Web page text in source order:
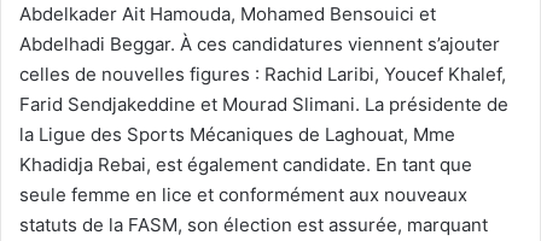
Abdelkader Ait Hamouda, Mohamed Bensouici et
Abdelhadi Beggar. À ces candidatures viennent s’ajouter
celles de nouvelles figures : Rachid Laribi, Youcef Khalef,
Farid Sendjakeddine et Mourad Slimani. La présidente de
la Ligue des Sports Mécaniques de Laghouat, Mme
Khadidja Rebai, est également candidate. En tant que
seule femme en lice et conformément aux nouveaux
statuts de la FASM, son élection est assurée, marquant